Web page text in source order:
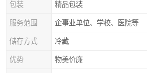
包装 精品包装
服务范围 企事业单位、学校、医院等
储存方式 冷藏
优势 物美价廉